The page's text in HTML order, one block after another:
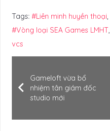
Tags: #Liên minh huyền thoại,
#Vòng loại SEA Games LMHT,
vcs
Gameloft vừa bổ
nhiệm tân giám đốc
studio mới